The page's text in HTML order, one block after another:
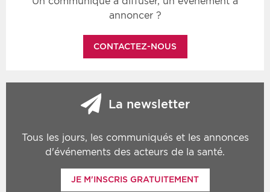
annoncer ?
CONTACTEZ-NOUS
La newsletter
Tous les jours, les communiqués et les annonces
d'événements des acteurs de la santé.
JE M'INSCRIS GRATUITEMENT